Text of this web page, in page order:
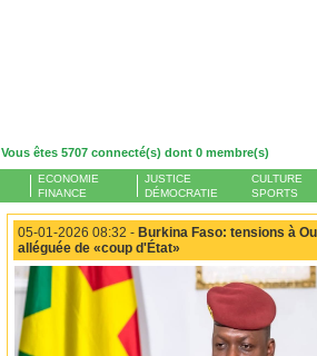
Vous êtes 5707 connecté(s) dont 0 membre(s)
ECONOMIE
FINANCE
JUSTICE
DÉMOCRATIE
CULTURE
SPORTS
05-01-2026 08:32 - Burkina Faso: tensions à
alléguée de «coup d'État»